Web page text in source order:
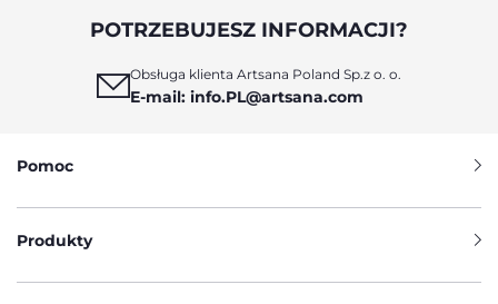
POTRZEBUJESZ INFORMACJI?
Obsługa klienta Artsana Poland Sp.z o. o.
E-mail: info.PL@artsana.com
Pomoc
Produkty